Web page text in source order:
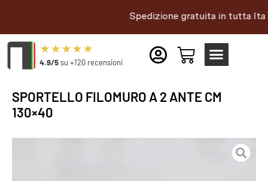
Spedizione gratuita in tutta Italia |
4.9/5su +120 recensioni
SPORTELLO FILOMURO A 2 ANTE CM
130×40